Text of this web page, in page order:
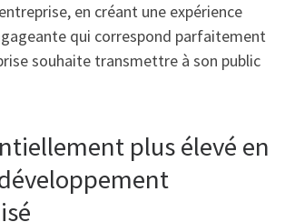
en créant une expérience
qui correspond parfaitement
souhaite transmettre à son public
plus élevé en